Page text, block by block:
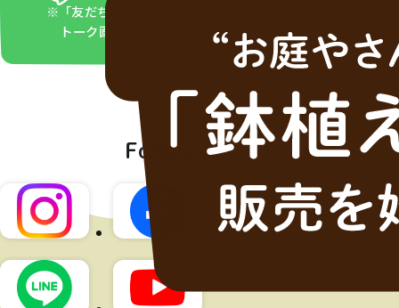
※「友だち追加」ボタンをタップ後、LINEの
トーク画面からお問い合わせください。
Follow us